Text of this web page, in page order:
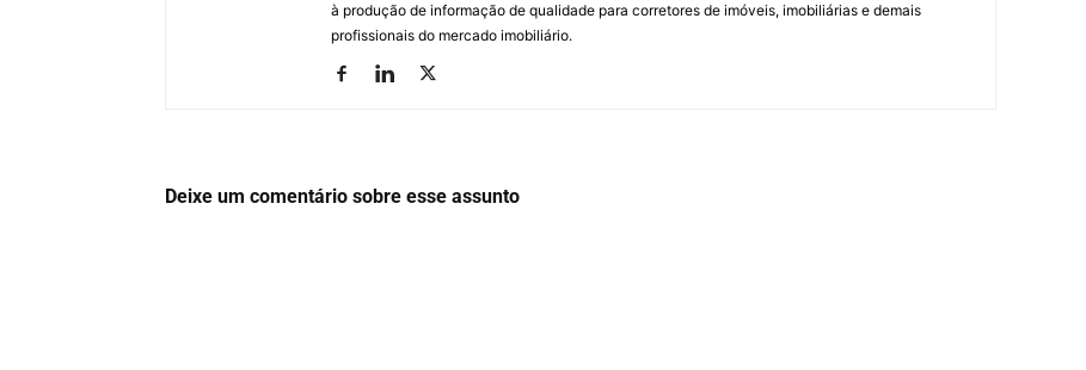
à produção de informação de qualidade para corretores de imóveis, imobiliárias e demais
profissionais do mercado imobiliário.
Deixe um comentário sobre esse assunto